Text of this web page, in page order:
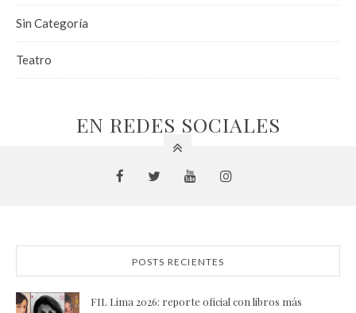
Sin Categoría
Teatro
EN REDES SOCIALES
POSTS RECIENTES
FIL Lima 2026: reporte oficial con libros más